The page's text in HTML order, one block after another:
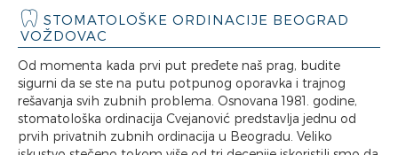
STOMATOLOŠKE ORDINACIJE BEOGRAD
VOŽDOVAC
Od momenta kada prvi put pređete naš prag, budite
sigurni da se ste na putu potpunog oporavka i trajnog
rešavanja svih zubnih problema. Osnovana 1981. godine,
stomatološka ordinacija Cvejanović predstavlja jednu od
prvih privatnih zubnih ordinacija u Beogradu. Veliko